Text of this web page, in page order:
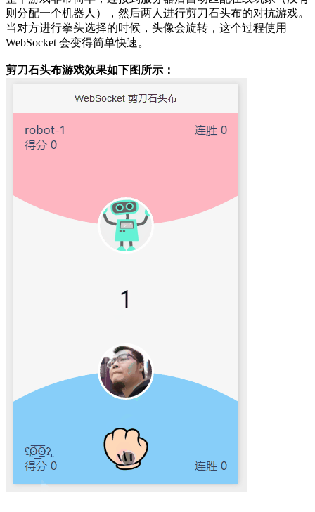
则分配一个机器人），然后两人进行剪刀石头布的对抗游戏。
当对方进行拳头选择的时候，头像会旋转，这个过程使用
WebSocket 会变得简单快速。
剪刀石头布游戏效果如下图所示：